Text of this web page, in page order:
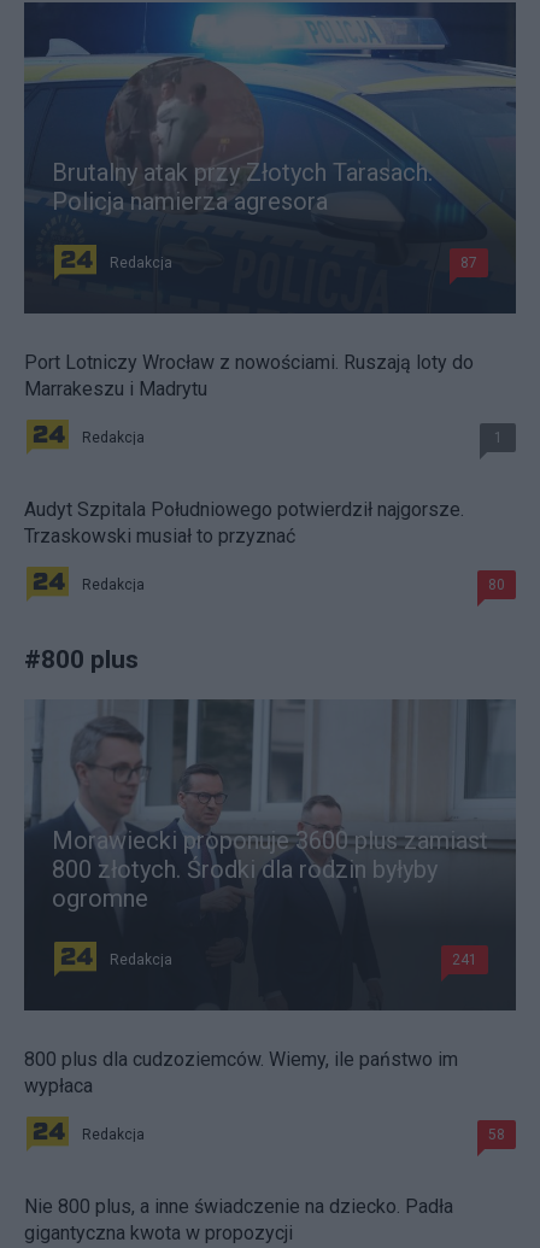
Brutalny atak przy Złotych Tarasach.
Policja namierza agresora
Redakcja 87
Port Lotniczy Wrocław z nowościami. Ruszają loty do
Marrakeszu i Madrytu
Redakcja 1
Audyt Szpitala Południowego potwierdził najgorsze.
Trzaskowski musiał to przyznać
Redakcja 80
#800 plus
Morawiecki proponuje 3600 plus zamiast
800 złotych. Środki dla rodzin byłyby
ogromne
Redakcja 241
800 plus dla cudzoziemców. Wiemy, ile państwo im
wypłaca
Redakcja 58
Nie 800 plus, a inne świadczenie na dziecko. Padła
gigantyczna kwota w propozycji